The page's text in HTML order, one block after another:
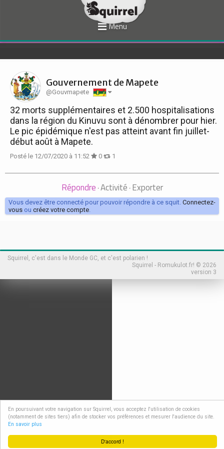
D'accord !
En poursuivant votre navigation sur Squirrel, vous acceptez l'utilisation de cookies
(notamment de sites tiers) afin de stocker vos préférences et mesurer l'audience du site.
En savoir plus
Menu
Gouvernement de Mapete
@Gouvmapete
32 morts supplémentaires et 2.500 hospitalisations
dans la région du Kinuvu sont à dénombrer pour hier.
Le pic épidémique n'est pas atteint avant fin juillet-
début août à Mapete.
Posté le 12/07/2020 à 11:52 0 1
Répondre · Activité · Exporter
Vous devez être connecté pour pouvoir répondre à ce squit. Connectez-
vous ou créez votre compte.
Squirrel, c'est dans le Monde GC, et c'est polarien !
Squirrel - Romukulot.fr! © 2026
version 3